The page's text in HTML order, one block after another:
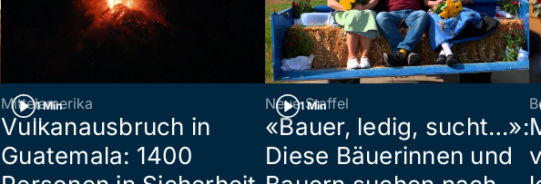
1 Min
Mittelamerika
Vulkanausbruch in
Guatemala: 1400
1 Min
Neue Staffel
«Bauer, ledig, sucht…»:
Diese Bäuerinnen und